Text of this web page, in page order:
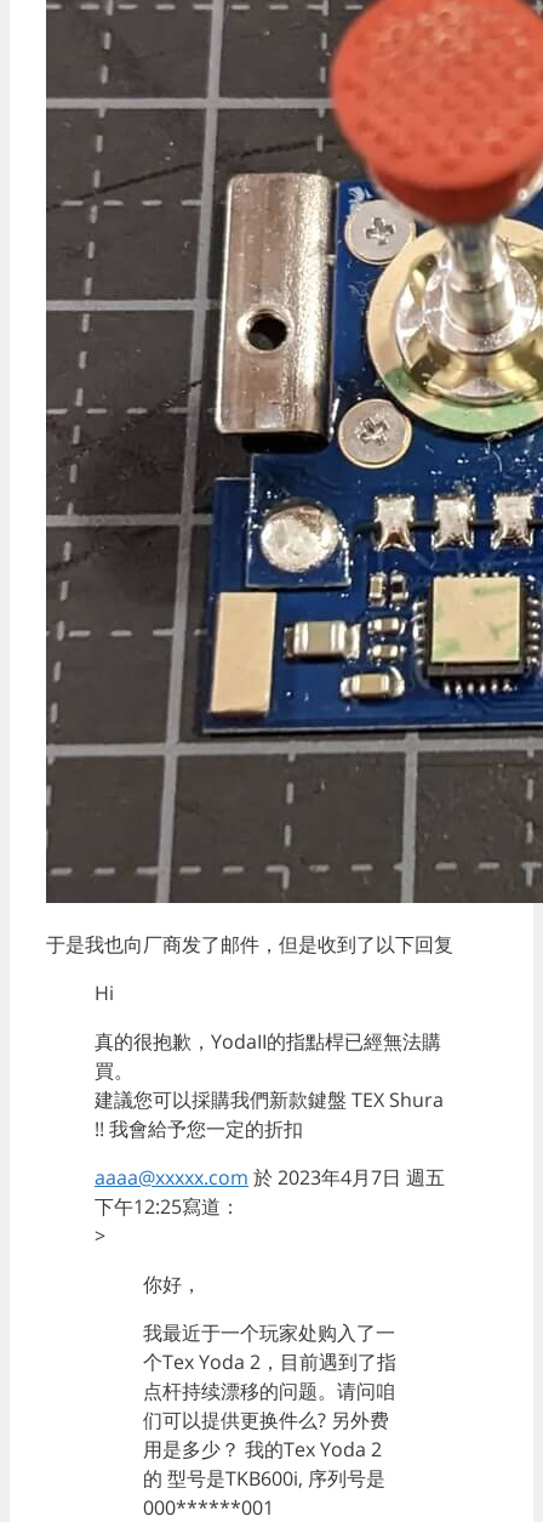
于是我也向厂商发了邮件，但是收到了以下回复
Hi
真的很抱歉，YodaII的指點桿已經無法購
買。
建議您可以採購我們新款鍵盤 TEX Shura
!! 我會給予您一定的折扣
aaaa@xxxxx.com 於 2023年4月7日 週五
下午12:25寫道：
>
你好，
我最近于一个玩家处购入了一
个Tex Yoda 2，目前遇到了指
点杆持续漂移的问题。请问咱
们可以提供更换件么? 另外费
用是多少？ 我的Tex Yoda 2
的 型号是TKB600i, 序列号是
000******001